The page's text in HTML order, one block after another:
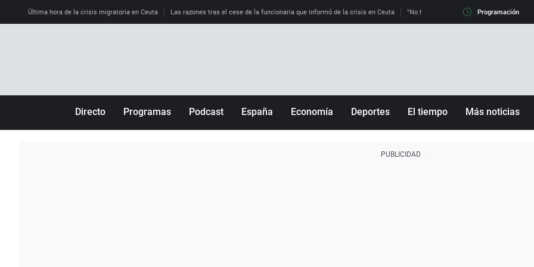
Última hora de la crisis migratoria en Ceuta Las razones tras el cese de la funcionaria que informó de la crisis en Ceuta "No hay mafias, que no nos engañen":
Programación
Directo Programas Podcast España Economía Deportes El tiempo Más noticias